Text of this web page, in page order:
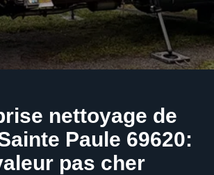
nettoyage de
Paule 69620:
pas cher